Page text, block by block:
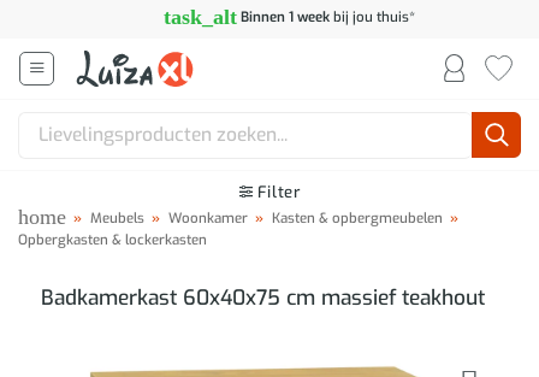
inhoud
task_alt Binnen 1 weekbij jou thuis*
Zoeken
Filter
home » Meubels » Woonkamer » Kasten & opbergmeubelen »
Opbergkasten & lockerkasten
Badkamerkast 60x40x75 cm massief teakhout